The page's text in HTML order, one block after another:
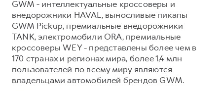
GWM - интеллектуальные кроссоверы и
внедорожники HAVAL, выносливые пикапы
GWM Pickup, премиальные внедорожники
TANK, электромобили ORA, премиальные
кроссоверы WEY - представлены более чем в
170 странах и регионах мира, более 1,4 млн
пользователей по всему миру являются
владельцами автомобилей брендов GWM.